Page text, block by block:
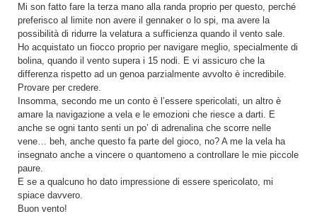
Mi son fatto fare la terza mano alla randa proprio per questo, perché
preferisco al limite non avere il gennaker o lo spi, ma avere la
possibilità di ridurre la velatura a sufficienza quando il vento sale.
Ho acquistato un fiocco proprio per navigare meglio, specialmente di
bolina, quando il vento supera i 15 nodi. E vi assicuro che la
differenza rispetto ad un genoa parzialmente avvolto è incredibile.
Provare per credere.
Insomma, secondo me un conto è l’essere spericolati, un altro è
amare la navigazione a vela e le emozioni che riesce a darti. E
anche se ogni tanto senti un po’ di adrenalina che scorre nelle
vene… beh, anche questo fa parte del gioco, no? A me la vela ha
insegnato anche a vincere o quantomeno a controllare le mie piccole
paure.
E se a qualcuno ho dato impressione di essere spericolato, mi
spiace davvero.
Buon vento!